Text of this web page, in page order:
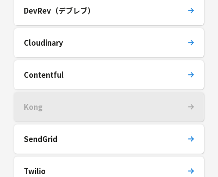
DevRev（デブレブ）
Cloudinary
Contentful
Kong
SendGrid
Twilio